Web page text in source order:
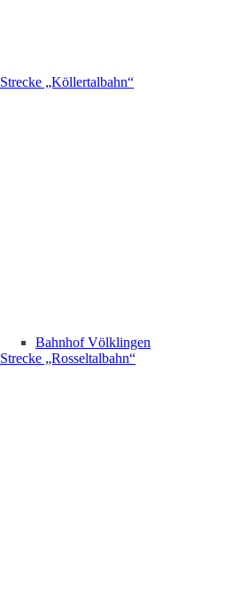
Strecke „Köllertalbahn“
Bahnhof Völklingen
Strecke „Rosseltalbahn“